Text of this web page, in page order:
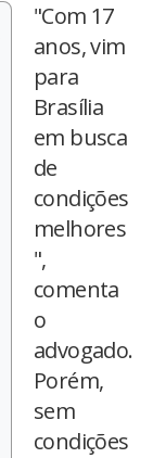
"Com 17
anos, vim
para
Brasília
em busca
de
condições
melhores
",
comenta
o
advogado.
Porém,
sem
condições